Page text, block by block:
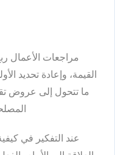
مراجعات الأعمال
القيمة، وإعادة تحديد
ما تتحول إلى عروض
عند التفكير في